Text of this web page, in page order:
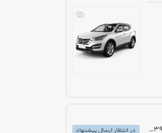
مزایده دولتی خودرو پراید 111 SE مدل 1397 رنگ سفید روغنی
در انتظار ارسال پیشنهاد